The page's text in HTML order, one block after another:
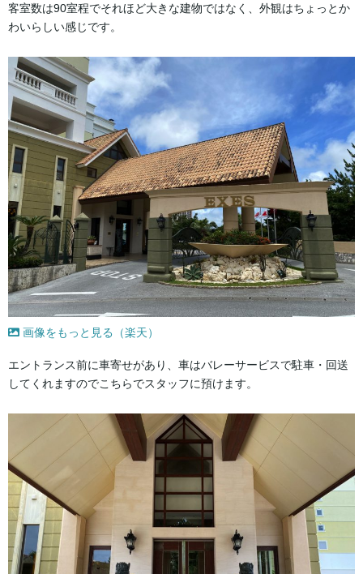
客室数は90室程でそれほど大きな建物ではなく、外観はちょっとか
わいらしい感じです。
画像をもっと見る（楽天）
エントランス前に車寄せがあり、車はバレーサービスで駐車・回送
してくれますのでこちらでスタッフに預けます。